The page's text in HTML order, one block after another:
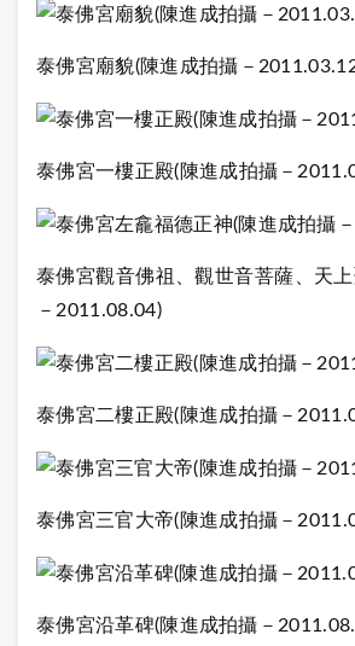
泰佛宮廟貌(陳進成拍攝－
泰佛宮一樓正殿(陳進成拍攝－
泰佛宮觀音佛祖、觀世音菩薩、天
－ 2011.08.04)
泰佛宮二樓正殿(陳進成拍攝－
泰佛宮三官大帝(陳進成拍攝－
泰佛宮沿革碑(陳進成拍攝－